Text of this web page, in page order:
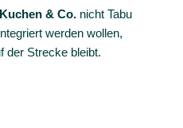
& Co. nicht Tabu
werden wollen,
der Strecke bleibt.